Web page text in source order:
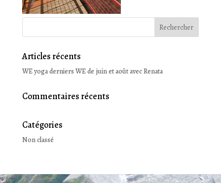
Articles récents
WE yoga derniers WE de juin et août avec Renata
Commentaires récents
Catégories
Non classé